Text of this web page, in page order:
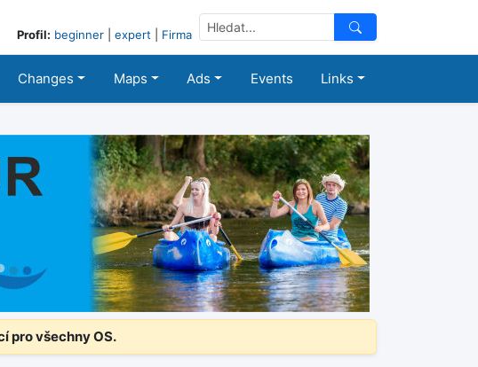
Profil: beginner expert Firma
Changes Maps Ads Events Links
pro všechny OS.